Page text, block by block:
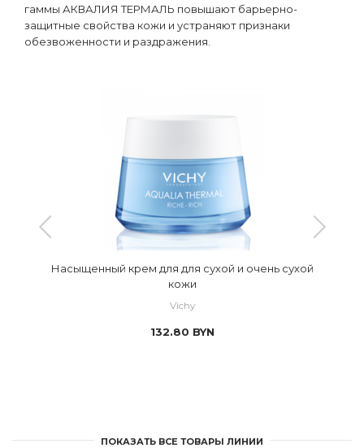
гаммы АКВАЛИЯ ТЕРМАЛЬ повышают барьерно-
защитные свойства кожи и устраняют признаки
обезвоженности и раздражения.
Насыщенный крем для для сухой и очень сухой
кожи
Vichy
132.80 BYN
ПОКАЗАТЬ ВСЕ ТОВАРЫ ЛИНИИ